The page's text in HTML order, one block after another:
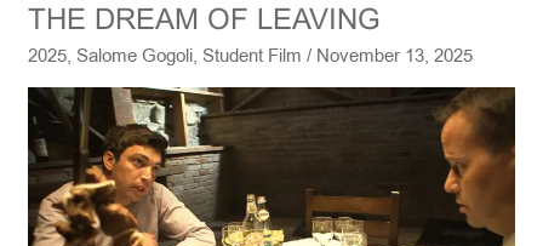
THE DREAM OF LEAVING
2025, Salome Gogoli, Student Film / November 13, 2025
THE
DREAM
LEAVING